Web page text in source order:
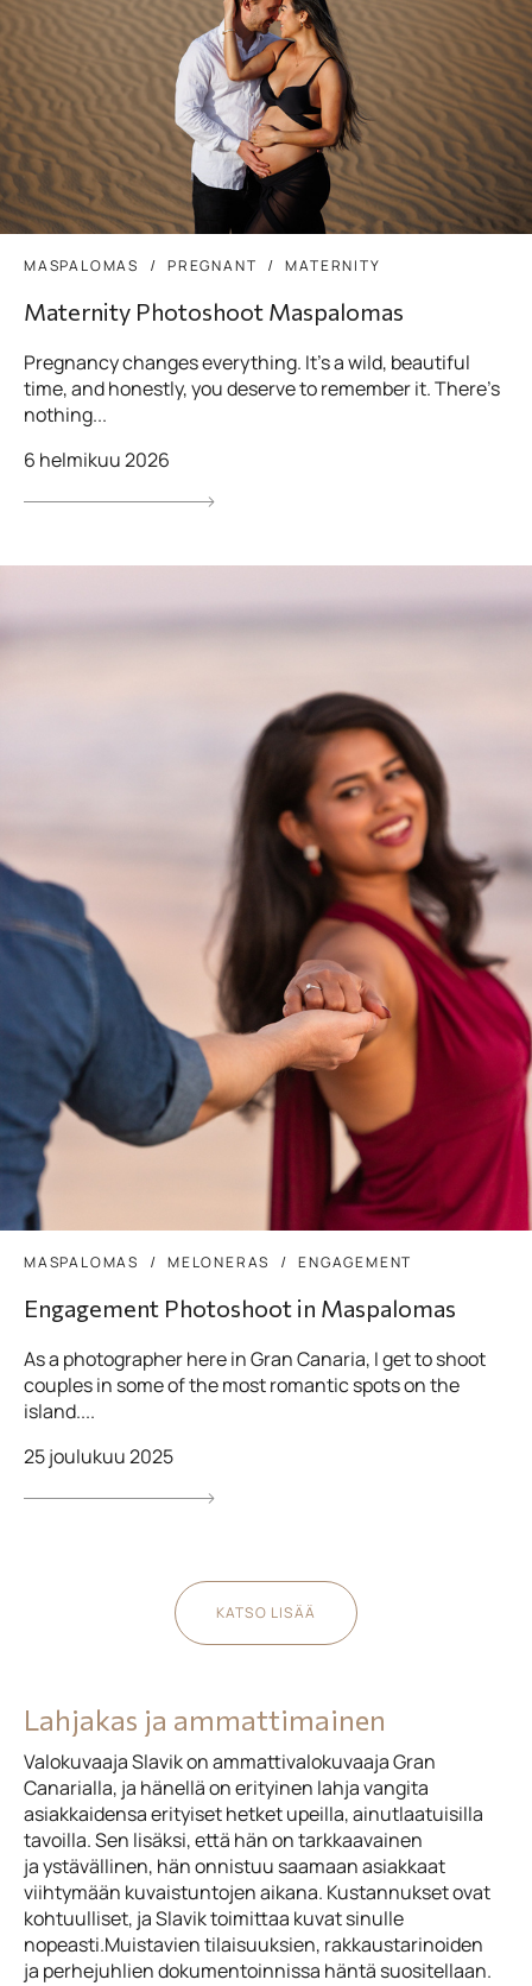
MASPALOMAS PREGNANT MATERNITY
Maternity Photoshoot Maspalomas
Pregnancy changes everything. It’s a wild, beautiful
time, and honestly, you deserve to remember it. There’s
nothing...
6 helmikuu 2026
MASPALOMAS MELONERAS ENGAGEMENT
Engagement Photoshoot in Maspalomas
As a photographer here in Gran Canaria, I get to shoot
couples in some of the most romantic spots on the
island....
25 joulukuu 2025
KATSO LISÄÄ
Lahjakas ja ammattimainen
Valokuvaaja Slavik on ammattivalokuvaaja Gran
Canarialla, ja hänellä on erityinen lahja vangita
asiakkaidensa erityiset hetket upeilla, ainutlaatuisilla
tavoilla. Sen lisäksi, että hän on tarkkaavainen
ja ystävällinen, hän onnistuu saamaan asiakkaat
viihtymään kuvaistuntojen aikana. Kustannukset ovat
kohtuulliset, ja Slavik toimittaa kuvat sinulle
nopeasti.Muistavien tilaisuuksien, rakkaustarinoiden
ja perhejuhlien dokumentoinnissa häntä suositellaan.